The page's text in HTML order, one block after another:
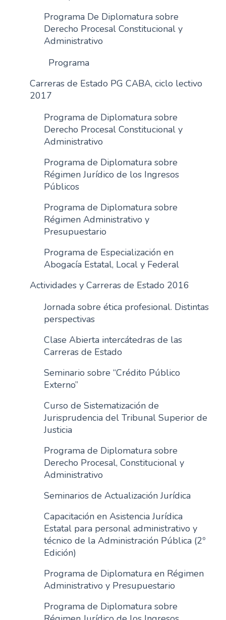
Programa De Diplomatura sobre
Derecho Procesal Constitucional y
Administrativo
Programa
Carreras de Estado PG CABA, ciclo lectivo
2017
Programa de Diplomatura sobre
Derecho Procesal Constitucional y
Administrativo
Programa de Diplomatura sobre
Régimen Jurídico de los Ingresos
Públicos
Programa de Diplomatura sobre
Régimen Administrativo y
Presupuestario
Programa de Especialización en
Abogacía Estatal, Local y Federal
Actividades y Carreras de Estado 2016
Jornada sobre ética profesional. Distintas
perspectivas
Clase Abierta intercátedras de las
Carreras de Estado
Seminario sobre “Crédito Público
Externo”
Curso de Sistematización de
Jurisprudencia del Tribunal Superior de
Justicia
Programa de Diplomatura sobre
Derecho Procesal, Constitucional y
Administrativo
Seminarios de Actualización Jurídica
Capacitación en Asistencia Jurídica
Estatal para personal administrativo y
técnico de la Administración Pública (2º
Edición)
Programa de Diplomatura en Régimen
Administrativo y Presupuestario
Programa de Diplomatura sobre